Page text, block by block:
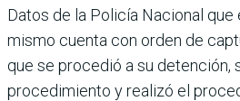
Datos de la Policía Nacional
mismo cuenta con orden de
que se procedió a su detención,
procedimiento y realizó el